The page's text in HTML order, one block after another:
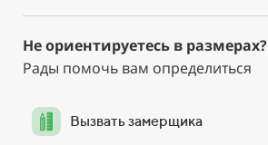
Не ориентируетесь в размерах?
Рады помочь вам определиться
Вызвать замерщика